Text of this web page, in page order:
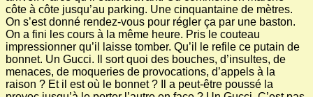
côte à côte jusqu’au parking. Une cinquantaine de mètres.
On s’est donné rendez-vous pour régler ça par une baston.
On a fini les cours à la même heure. Pris le couteau
impressionner qu’il laisse tomber. Qu’il le refile ce putain de
bonnet. Un Gucci. Il sort quoi des bouches, d’insultes, de
menaces, de moqueries de provocations, d’appels à la
raison ? Et il est où le bonnet ? Il a peut-être poussé la